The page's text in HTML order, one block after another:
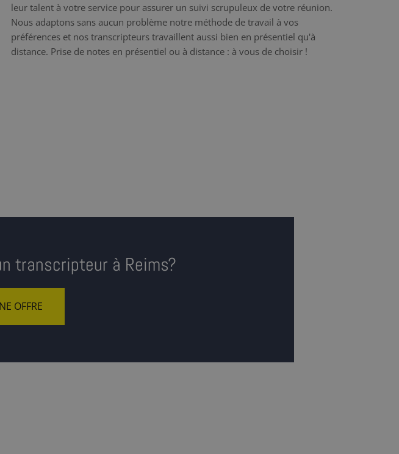
leur talent à votre service pour assurer un suivi scrupuleux de votre réunion.
Nous adaptons sans aucun problème notre méthode de travail à vos
préférences et nos transcripteurs travaillent aussi bien en présentiel qu'à
distance. Prise de notes en présentiel ou à distance : à vous de choisir !
transcripteur à Reims?
OFFRE